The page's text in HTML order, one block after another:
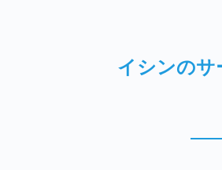
イシンのサ